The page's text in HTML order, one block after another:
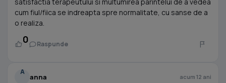
cum fiul/fiica se indreapta spre normalitate, cu sanse de a
o realiza.
0 Raspunde
A
anna acum 12 ani